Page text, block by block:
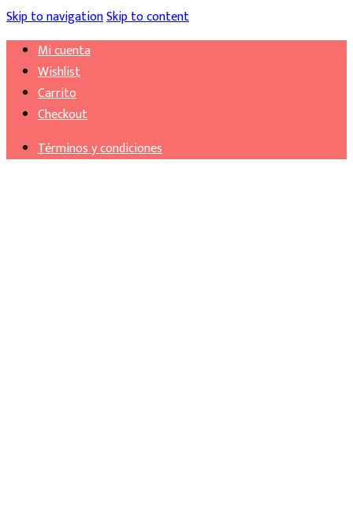
Skip to navigationSkip to content
Mi cuenta
Wishlist
Carrito
Checkout
Términos y condiciones